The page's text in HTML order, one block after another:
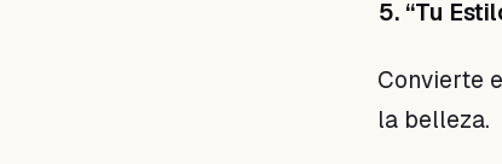
5. “Tu
Convierte
la belleza.